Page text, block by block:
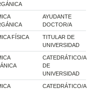
AYUDANTE
DOCTOR/A
FÍSICA
TITULAR DE
UNIVERSIDAD
CATEDRÁTICO/A
DE
UNIVERSIDAD
CATEDRÁTICO/A